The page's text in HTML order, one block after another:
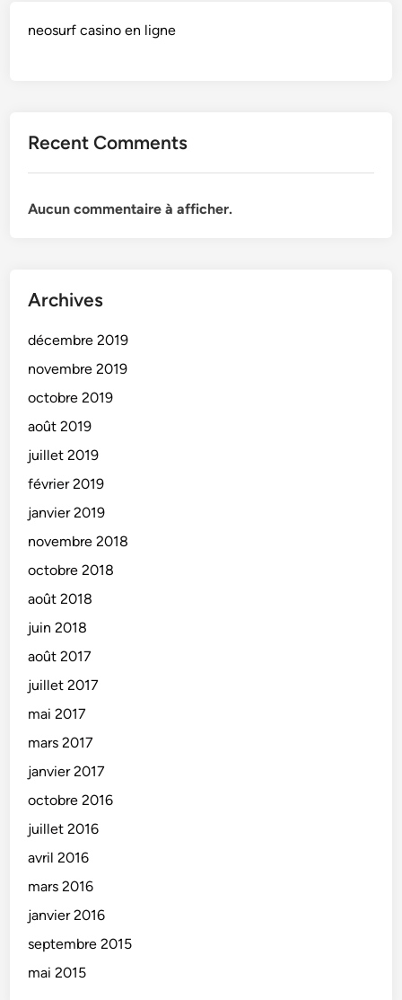
neosurf casino en ligne
Recent Comments
Aucun commentaire à afficher.
Archives
décembre 2019
novembre 2019
octobre 2019
août 2019
juillet 2019
février 2019
janvier 2019
novembre 2018
octobre 2018
août 2018
juin 2018
août 2017
juillet 2017
mai 2017
mars 2017
janvier 2017
octobre 2016
juillet 2016
avril 2016
mars 2016
janvier 2016
septembre 2015
mai 2015